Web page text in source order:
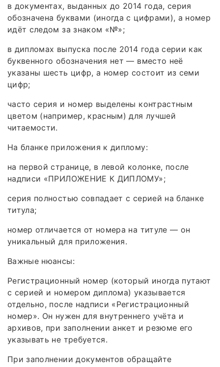
в документах, выданных до 2014 года, серия
обозначена буквами (иногда с цифрами), а номер
идёт следом за знаком «№»;
в дипломах выпуска после 2014 года серии как
буквенного обозначения нет — вместо неё
указаны шесть цифр, а номер состоит из семи
цифр;
часто серия и номер выделены контрастным
цветом (например, красным) для лучшей
читаемости.
На бланке приложения к диплому:
на первой странице, в левой колонке, после
надписи «ПРИЛОЖЕНИЕ К ДИПЛОМУ»;
серия полностью совпадает с серией на бланке
титула;
номер отличается от номера на титуле — он
уникальный для приложения.
Важные нюансы:
Регистрационный номер (который иногда путают
с серией и номером диплома) указывается
отдельно, после надписи «Регистрационный
номер». Он нужен для внутреннего учёта и
архивов, при заполнении анкет и резюме его
указывать не требуется.
При заполнении документов обращайте